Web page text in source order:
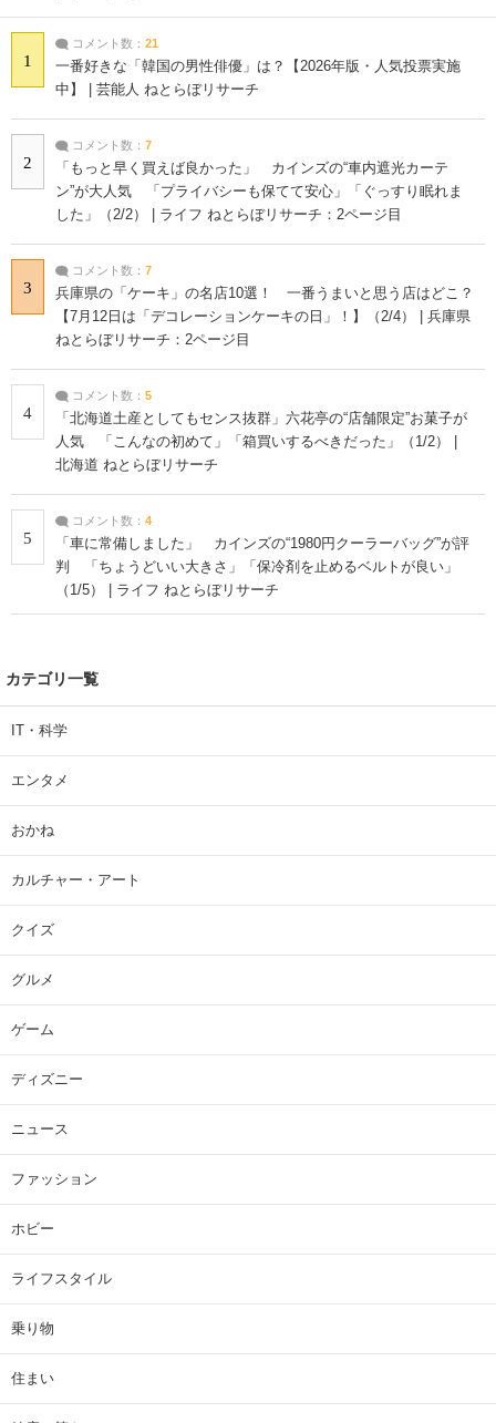
1
コメント数： 21
一番好きな「韓国の男性俳優」は？【2026年版・人気投票実施
中】 | 芸能人 ねとらぼリサーチ
2
コメント数： 7
「もっと早く買えば良かった」 カインズの“車内遮光カーテ
ン”が大人気 「プライバシーも保てて安心」「ぐっすり眠れま
した」（2/2） | ライフ ねとらぼリサーチ：2ページ目
3
コメント数： 7
兵庫県の「ケーキ」の名店10選！ 一番うまいと思う店はどこ？
【7月12日は「デコレーションケーキの日」！】（2/4） | 兵庫県
ねとらぼリサーチ：2ページ目
4
コメント数： 5
「北海道土産としてもセンス抜群」六花亭の“店舗限定”お菓子が
人気 「こんなの初めて」「箱買いするべきだった」（1/2） |
北海道 ねとらぼリサーチ
5
コメント数： 4
「車に常備しました」 カインズの“1980円クーラーバッグ”が評
判 「ちょうどいい大きさ」「保冷剤を止めるベルトが良い」
（1/5） | ライフ ねとらぼリサーチ
カテゴリ一覧
IT・科学
エンタメ
おかね
カルチャー・アート
クイズ
グルメ
ゲーム
ディズニー
ニュース
ファッション
ホビー
ライフスタイル
乗り物
住まい